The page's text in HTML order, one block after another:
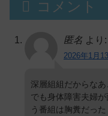
コメント
匿名 より:
2026年1月
深層組組だからなあ
でも身体障害夫婦
う番組は胸糞だった